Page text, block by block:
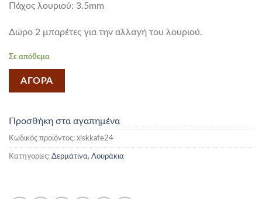
Πάχος λουριού: 3.5mm
Δώρο 2 μπαρέτες για την αλλαγή του λουριού.
Σε απόθεμα
ΑΓΟΡΑ
Προσθήκη στα αγαπημένα
Κωδικός προϊόντος: xlskkafe24
Κατηγορίες: Δερμάτινα, Λουράκια